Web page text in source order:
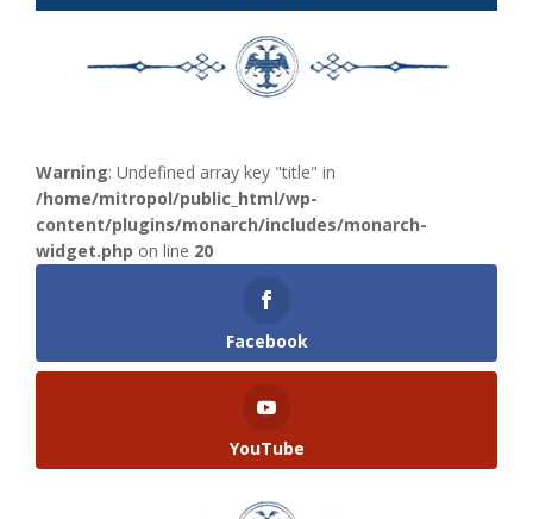
Warning: Undefined array key "title" in
/home/mitropol/public_html/wp-
content/plugins/monarch/includes/monarch-
widget.php on line 20
Facebook
YouTube